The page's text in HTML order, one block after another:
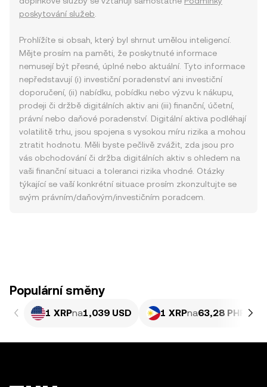
poskytování služeb
Prohlížíte si obsah, který byl shrnut umělou inteligencí.
Mějte prosím na paměti, že poskytnuté informace
nemusejí být přesné, úplné nebo aktuální. Tyto informace
nepředstavují (i) investiční poradenství ani investiční
doporučení, (ii) nabídku, pobídku nebo výzvu k nákupu,
prodeji či držbě digitálních aktiv ani (iii) finanční, účetní,
právní nebo daňové poradenství. Digitální aktiva podléhají
volatilitě trhu, jsou spojena s vysokou míru rizika a mohou
ztratit hodnotu. Měli byste pečlivě zvážit, zda jsou pro
vás obchodování či držba digitálních aktiv s ohledem na
vaši finanční situaci a toleranci rizika vhodné. Otázky
týkající se vaší konkrétní situace prosím zkonzultujte se
svým právním/daňovým/investičním poradcem.
Populární směny
1 XRPna1,039 USD 1 XRPna63,28 PHP